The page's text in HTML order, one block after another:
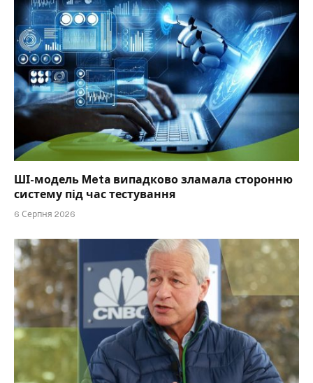
ШІ-модель Meta випадково зламала сторонню
систему під час тестування
6 Серпня 2026